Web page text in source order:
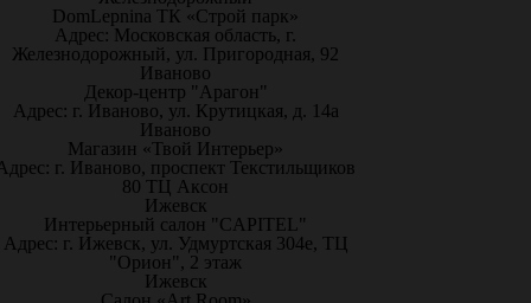
DomLepnina ТК «Строй парк»
Адрес: Московская область, г.
Железнодорожный, ул. Пригородная, 92
Иваново
Декор-центр "Арагон"
Адрес: г. Иваново, ул. Крутицкая, д. 14а
Иваново
Магазин «Твой Интерьер»
г. Иваново, проспект Текстильщиков
80 ТЦ Аксон
Ижевск
Интерьерный салон "CAPITEL"
Адрес: г. Ижевск, ул. Удмуртская 304е, ТЦ
"Орион", 2 этаж
Ижевск